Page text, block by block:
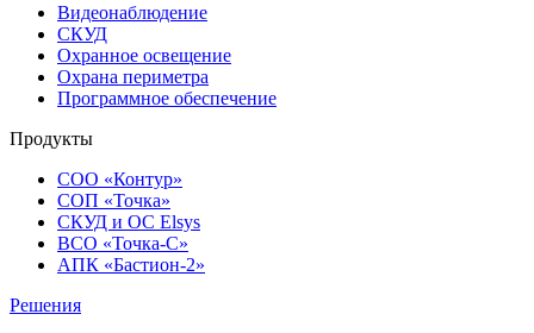
Видеонаблюдение
СКУД
Охранное освещение
Охрана периметра
Программное обеспечение
Продукты
СОО «Контур»
СОП «Точка»
СКУД и ОС Elsys
ВСО «Точка-С»
АПК «Бастион-2»
Решения